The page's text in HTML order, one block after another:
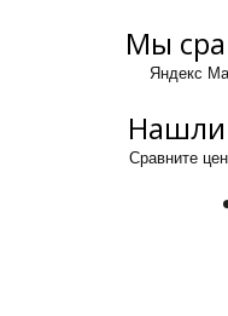
Мы
Яндекс
Нашли
Сравните